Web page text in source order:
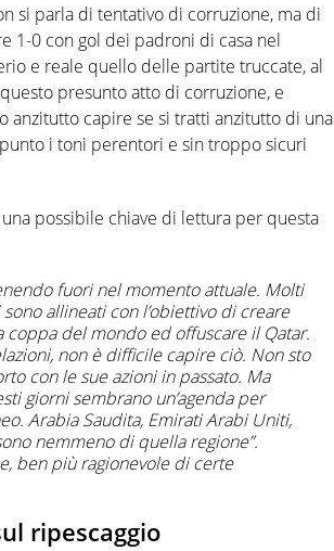
si parla di tentativo di corruzione, ma di
1-0 con gol dei padroni di casa nel
e reale quello delle partite truccate, al
presunto atto di corruzione, e
anzitutto capire se si tratti anzitutto di una
i toni perentori e sin troppo sicuri
possibile chiave di lettura per questa
fuori nel momento attuale. Molti
allineati con l’obiettivo di creare
del mondo ed offuscare il Qatar.
non è difficile capire ciò. Non sto
con le sue azioni in passato. Ma
giorni sembrano un’agenda per
Arabia Saudita, Emirati Arabi Uniti,
nemmeno di quella regione”.
ben più ragionevole di certe
ripescaggio